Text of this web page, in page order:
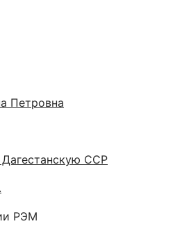
Петровна
ССР
РЭМ